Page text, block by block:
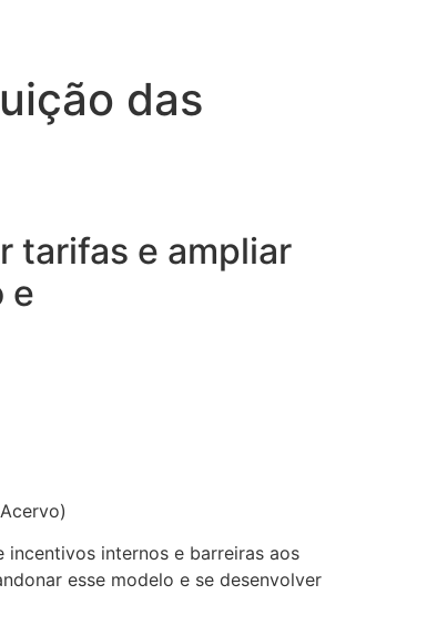
das
tarifas e ampliar
e
internos e barreiras aos
esse modelo e se desenvolver